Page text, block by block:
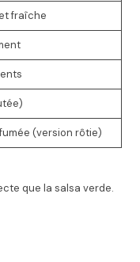
fraîche
(version rôtie)
que la salsa verde.